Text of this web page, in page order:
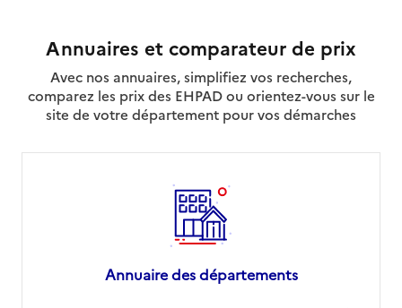
Annuaires et comparateur de prix
Avec nos annuaires, simplifiez vos recherches,
comparez les prix des EHPAD ou orientez-vous sur le
site de votre département pour vos démarches
Annuaire des départements